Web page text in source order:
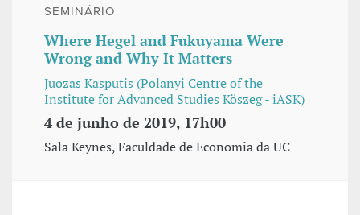
SEMINÁRIO
Where Hegel and Fukuyama Were
Wrong and Why It Matters
Juozas Kasputis (Polanyi Centre of the
Institute for Advanced Studies Köszeg - iASK)
4 de junho de 2019, 17h00
Sala Keynes, Faculdade de Economia da UC